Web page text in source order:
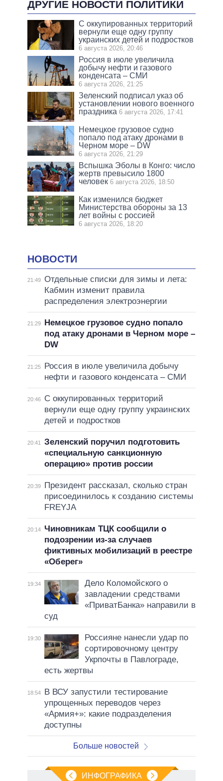
ДРУГИЕ НОВОСТИ ПОЛИТИКИ
С оккупированных территорий
вернули еще одну группу
украинских детей и подростков
6 августа 2026, 20:46
Россия в июле увеличила
добычу нефти и газового
конденсата – СМИ
6 августа 2026, 21:25
Зеленский подписал указ об
установлении нового военного
праздника 6 августа 2026, 17:41
Немецкое грузовое судно
попало под атаку дронами в
Черном море – DW
6 августа 2026, 21:29
Вспышка Эболы в Конго: число
жертв превысило 1800
человек 6 августа 2026, 18:50
Как изменился бюджет
Министерства обороны за 13
лет войны с россией
6 августа 2026, 18:20
НОВОСТИ
21:49 Отдельные списки для зимы и лета:
Кабмин изменит правила
распределения электроэнергии
21:29
Немецкое грузовое судно попало
под атаку дронами в Черном море –
DW
21:25
Россия в июле увеличила добычу
нефти и газового конденсата – СМИ
20:46
С оккупированных территорий
вернули еще одну группу украинских
детей и подростков
20:41
Зеленский поручил подготовить
«специальную санкционную
операцию» против россии
20:39
Президент рассказал, сколько стран
присоединилось к созданию системы
FREYJA
20:14
Чиновникам ТЦК сообщили о
подозрении из-за случаев
фиктивных мобилизаций в реестре
«Оберег»
19:34
Дело Коломойского о
завладении средствами
«ПриватБанка» направили в
суд
19:30
Россияне нанесли удар по
сортировочному центру
Укрпочты в Павлограде,
есть жертвы
18:54
В ВСУ запустили тестирование
упрощенных переводов через
«Армия+»: какие подразделения
доступны
Больше новостей
ИНФОГРАФИКА